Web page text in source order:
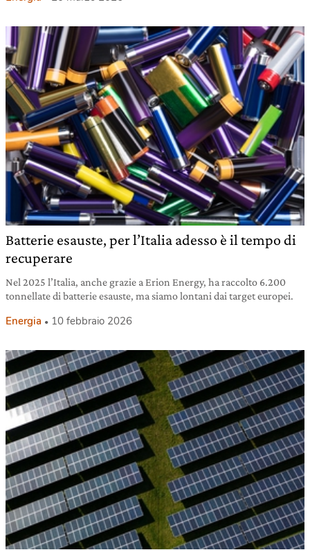
Batterie esauste, per l’Italia adesso è il tempo di
recuperare
Nel 2025 l’Italia, anche grazie a Erion Energy, ha raccolto 6.200
tonnellate di batterie esauste, ma siamo lontani dai target europei.
Energia 10 febbraio 2026